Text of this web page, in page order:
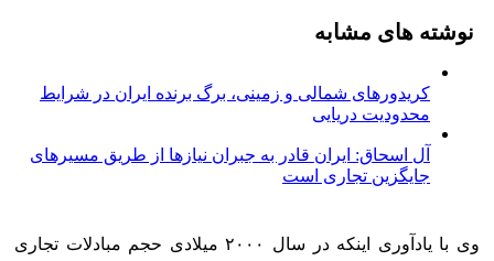
نوشته های مشابه
کریدورهای شمالی و زمینی، برگ برنده ایران در شرایط
محدودیت دریایی
آل اسحاق: ایران قادر به جبران نیازها از طریق مسیرهای
جایگزین تجاری است
وی با یادآوری اینکه در سال ۲۰۰۰ میلادی حجم مبادلات تجاری